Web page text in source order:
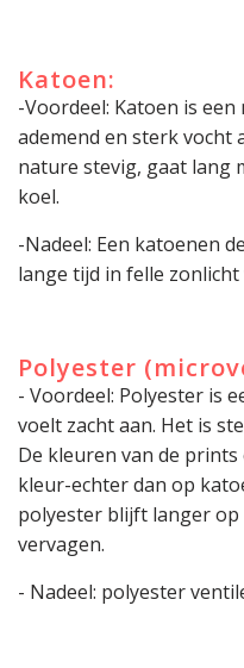
Katoen:
-Voordeel: Katoen is
ademend en sterk vocht
nature stevig, gaat lang
koel.
-Nadeel: Een katoenen
lange tijd in felle zonlicht
Polyester
- Voordeel: Polyester is
voelt zacht aan. Het is
De kleuren van de
kleur-echter dan op
polyester blijft langer op
vervagen.
- Nadeel: polyester